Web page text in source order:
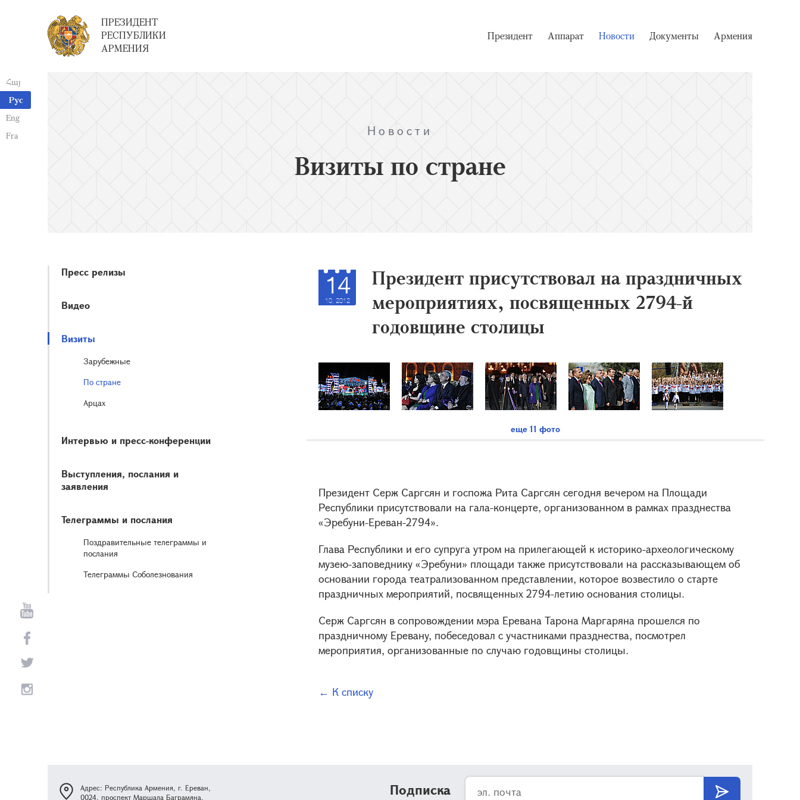
Հայ
Рус
Eng
Fra
ПРЕЗИДЕНТ
РЕСПУБЛИКИ
АРМЕНИЯ
Президент Аппарат Новости Документы Армения
Новости
Визиты по стране
Пресс релизы
Видео
Визиты
Зарубежные
По стране
Арцах
Интервью и пресс-конференции
Выступления, послания и
заявления
Телеграммы и послания
Поздравительные телеграммы и
послания
Телеграммы Соболезнования
14
10, 2012
Президент присутствовал на праздничных
мероприятиях, посвященных 2794-й
годовщине столицы
еще 11 фото
Президент Серж Саргсян и госпожа Рита Саргсян сегодня вечером на Площади
Республики присутствовали на гала-концерте, организованном в рамках празднества
«Эребуни-Ереван-2794».
Глава Республики и его супруга утром на прилегающей к историко-археологическому
музею-заповеднику «Эребуни» площади также присутствовали на рассказывающем об
основании города театрализованном представлении, которое возвестило о старте
праздничных мероприятий, посвященных 2794-летию основания столицы.
Серж Саргсян в сопровождении мэра Еревана Тарона Маргаряна прошелся по
праздничному Еревану, побеседовал с участниками празднества, посмотрел
мероприятия, организованные по случаю годовщины столицы.
← К списку
Подписка
Адрес: Республика Армения, г. Ереван,
0024, проспект Маршала Баграмяна,